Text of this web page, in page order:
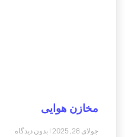
مخازن هوایی
جولای 28, 2025 بدون دیدگاه